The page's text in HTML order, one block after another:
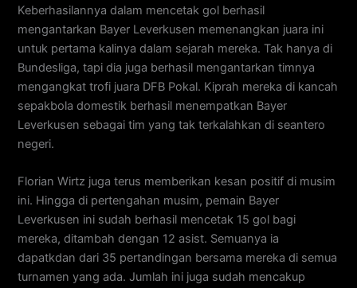
Keberhasilannya dalam mencetak gol berhasil
mengantarkan Bayer Leverkusen memenangkan juara ini
untuk pertama kalinya dalam sejarah mereka. Tak hanya di
Bundesliga, tapi dia juga berhasil mengantarkan timnya
mengangkat trofi juara DFB Pokal. Kiprah mereka di kancah
sepakbola domestik berhasil menempatkan Bayer
Leverkusen sebagai tim yang tak terkalahkan di seantero
negeri.
Florian Wirtz juga terus memberikan kesan positif di musim
ini. Hingga di pertengahan musim, pemain Bayer
Leverkusen ini sudah berhasil mencetak 15 gol bagi
mereka, ditambah dengan 12 asist. Semuanya ia
dapatkdan dari 35 pertandingan bersama mereka di semua
turnamen yang ada. Jumlah ini juga sudah mencakup